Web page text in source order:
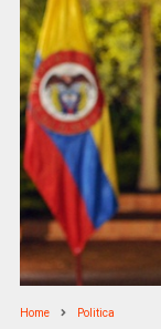
Home Politica